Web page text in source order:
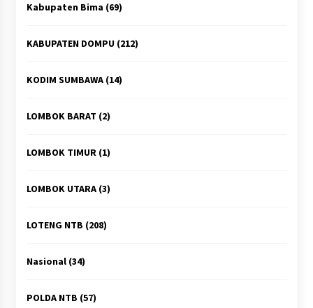
Kabupaten Bima (69)
KABUPATEN DOMPU(212)
KODIM SUMBAWA(14)
LOMBOK BARAT (2)
LOMBOK TIMUR(1)
LOMBOK UTARA(3)
LOTENG NTB (208)
Nasional(34)
POLDA NTB (57)